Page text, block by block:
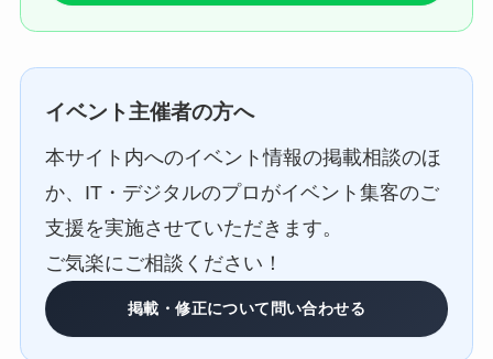
イベント主催者の方へ
本サイト内へのイベント情報の掲載相談のほ
か、IT・デジタルのプロがイベント集客のご
支援を実施させていただきます。
ご気楽にご相談ください！
掲載・修正について問い合わせる